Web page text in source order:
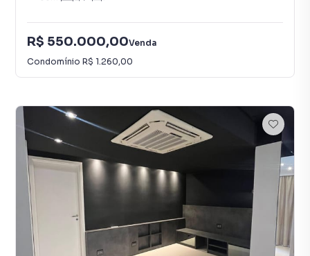
R$ 550.000,00Venda
Condomínio R$ 1.260,00